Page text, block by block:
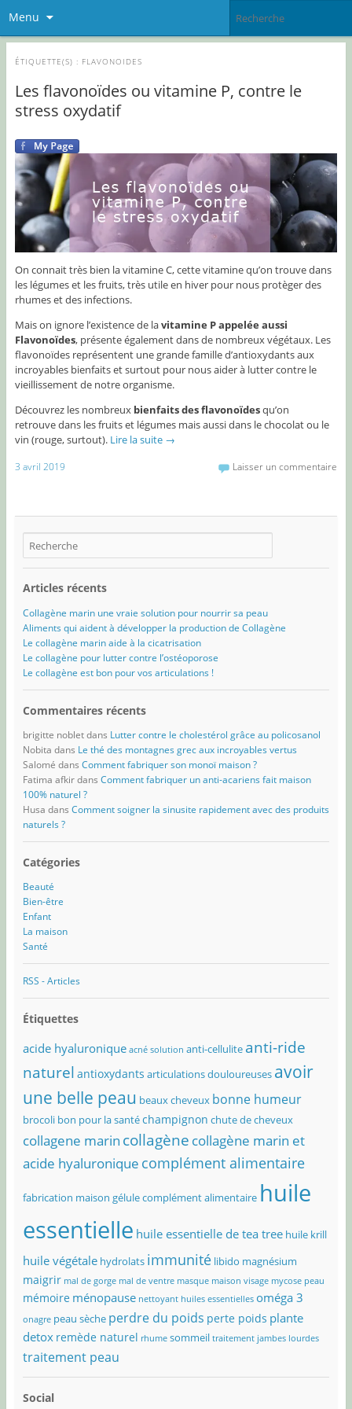
Menu
ÉTIQUETTE(S) : FLAVONOIDES
Les flavonoïdes ou vitamine P, contre le
stress oxydatif
On connait très bien la vitamine C, cette vitamine qu’on trouve dans
les légumes et les fruits, très utile en hiver pour nous protèger des
rhumes et des infections.
Mais on ignore l’existence de lavitamine P appelée aussi
Flavonoïdes, présente également dans de nombreux végétaux. Les
flavonoïdes représentent une grande famille d’antioxydants aux
incroyables bienfaits et surtout pour nous aider à lutter contre le
vieillissement de notre organisme.
Découvrez les nombreux bienfaits des flavonoïdesqu’on
retrouve dans les fruits et légumes mais aussi dans le chocolat ou le
vin (rouge, surtout). Lire la suite →
3 avril 2019 Laisser un commentaire
Articles récents
Collagène marin une vraie solution pour nourrir sa peau
Aliments qui aident à développer la production de Collagène
Le collagène marin aide à la cicatrisation
Le collagène pour lutter contre l’ostéoporose
Le collagène est bon pour vos articulations !
Commentaires récents
brigitte nobletdans Lutter contre le cholestérol grâce au policosanol
Nobita dans Le thé des montagnes grec aux incroyables vertus
Salomé dans Comment fabriquer son monoï maison ?
Fatima afkirdans Comment fabriquer un anti-acariens fait maison
100% naturel ?
Husa dans Comment soigner la sinusite rapidement avec des produits
naturels ?
Catégories
Beauté
Bien-être
Enfant
La maison
Santé
RSS - Articles
Étiquettes
acide hyaluronique acné solution anti-cellulite anti-ride
naturel antioxydants articulations douloureuses avoir
une belle peau beaux cheveux bonne humeur
brocoli bon pour la santé champignon chute de cheveux
collagene marin collagène collagène marin et
acide hyaluronique complément alimentaire
fabrication maison gélule complément alimentaire huile
essentielle huile essentielle de tea tree huile krill
huile végétale hydrolats immunité libido magnésium
maigrir mal de gorge mal de ventre masque maison visage mycose peau
mémoire ménopause nettoyant huiles essentielles oméga 3
onagre peau sèche perdre du poids perte poids plante
detox remède naturel rhume sommeil traitement jambes lourdes
traitement peau
Social